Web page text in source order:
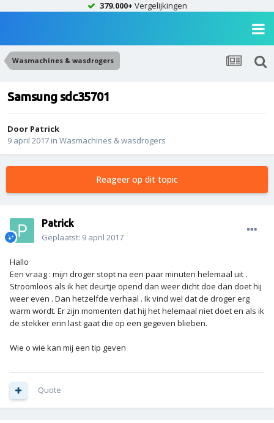
379.000+ Vergelijkingen
Wasmachines & wasdrogers
Samsung sdc35701
Door Patrick
9 april 2017 in Wasmachines & wasdrogers
Reageer op dit topic
Patrick
Geplaatst: 9 april 2017
Hallo
Een vraag : mijn droger stopt na een paar minuten helemaal uit .
Stroomloos als ik het deurtje opend dan weer dicht doe dan doet hij
weer even . Dan hetzelfde verhaal . Ik vind wel dat de droger erg
warm wordt. Er zijn momenten dat hij het helemaal niet doet en als ik
de stekker erin last gaat die op een gegeven blieben.
Wie o wie kan mij een tip geven
Quote